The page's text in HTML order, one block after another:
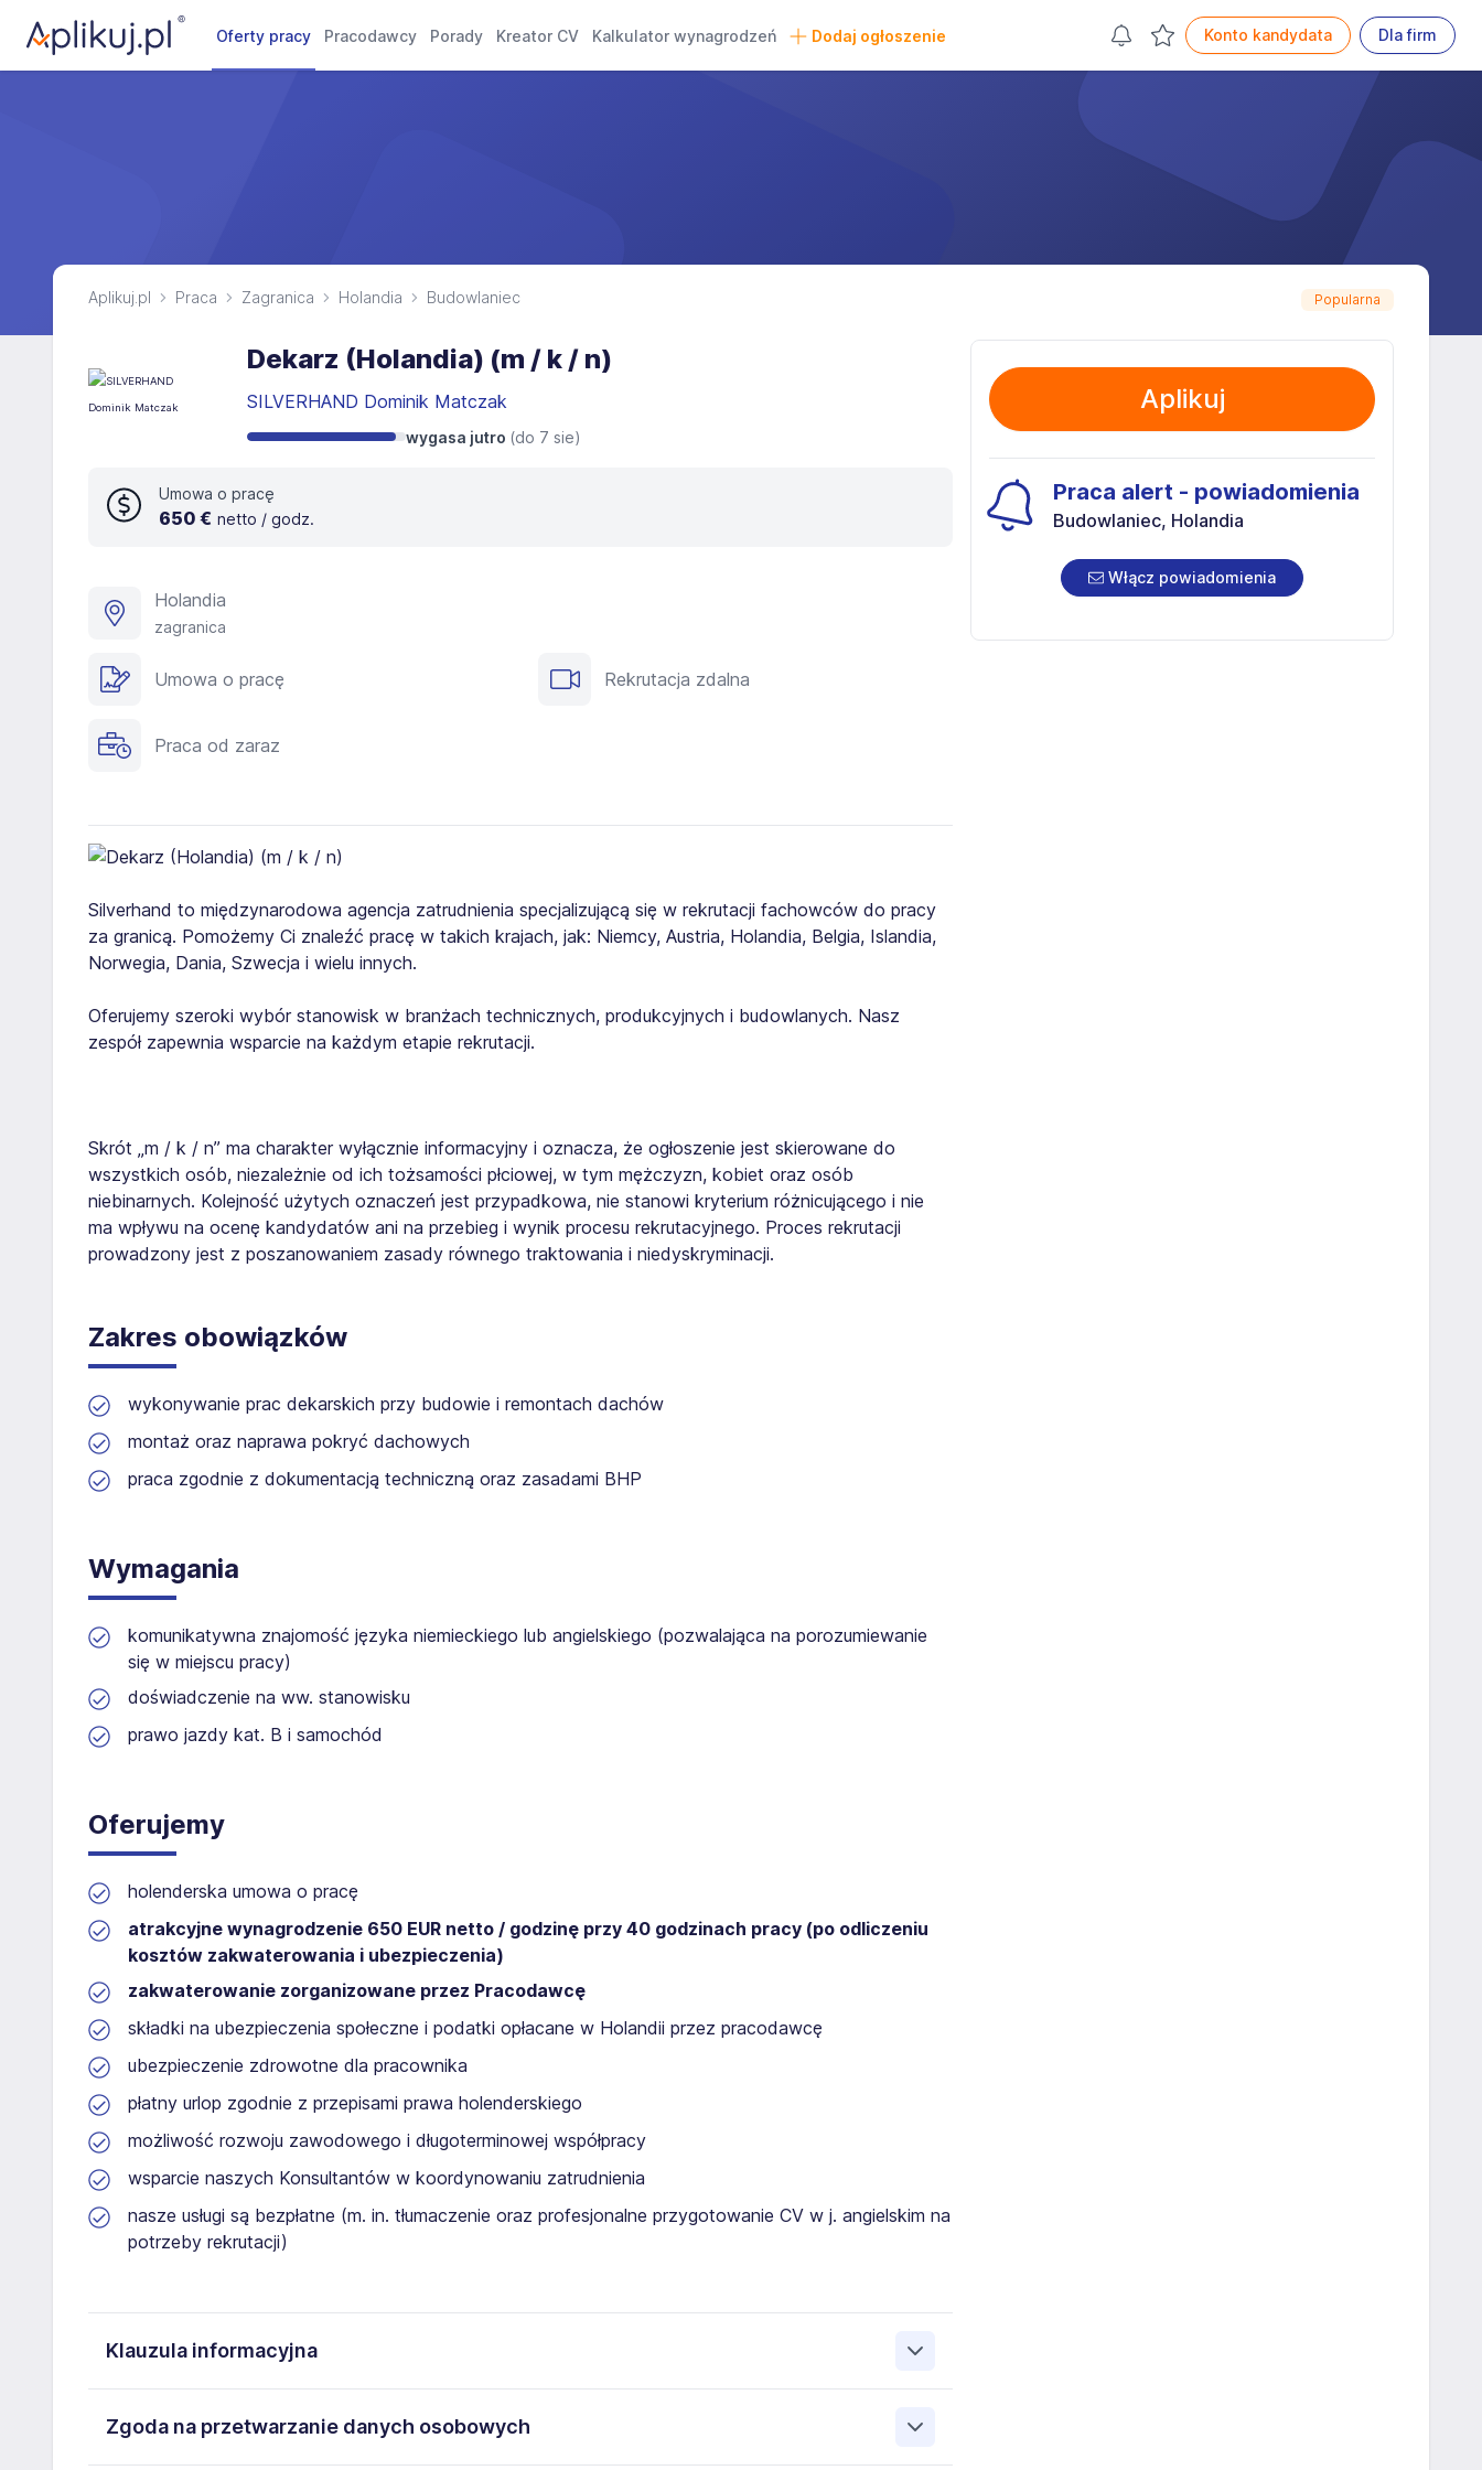
Oferty pracy Pracodawcy Porady Kreator CV Kalkulator wynagrodzeń Dodaj ogłoszenie Konto kandydata Dla firm
Aplikuj.pl Praca Zagranica Holandia Budowlaniec Popularna
Dekarz (Holandia) (m / k / n)
SILVERHAND Dominik Matczak
wygasa jutro (do 7 sie)
Umowa o pracę
650 € netto / godz.
Holandia
zagranica
Umowa o pracę Rekrutacja zdalna
Praca od zaraz
Silverhand to międzynarodowa agencja zatrudnienia specjalizującą się w rekrutacji fachowców do pracy
za granicą. Pomożemy Ci znaleźć pracę w takich krajach, jak: Niemcy, Austria, Holandia, Belgia, Islandia,
Norwegia, Dania, Szwecja i wielu innych.
Oferujemy szeroki wybór stanowisk w branżach technicznych, produkcyjnych i budowlanych. Nasz
zespół zapewnia wsparcie na każdym etapie rekrutacji.
Skrót „m / k / n” ma charakter wyłącznie informacyjny i oznacza, że ogłoszenie jest skierowane do
wszystkich osób, niezależnie od ich tożsamości płciowej, w tym mężczyzn, kobiet oraz osób
niebinarnych. Kolejność użytych oznaczeń jest przypadkowa, nie stanowi kryterium różnicującego i nie
ma wpływu na ocenę kandydatów ani na przebieg i wynik procesu rekrutacyjnego. Proces rekrutacji
prowadzony jest z poszanowaniem zasady równego traktowania i niedyskryminacji.
Zakres obowiązków
wykonywanie prac dekarskich przy budowie i remontach dachów
montaż oraz naprawa pokryć dachowych
praca zgodnie z dokumentacją techniczną oraz zasadami BHP
Wymagania
komunikatywna znajomość języka niemieckiego lub angielskiego (pozwalająca na porozumiewanie
się w miejscu pracy)
doświadczenie na ww. stanowisku
prawo jazdy kat. B i samochód
Oferujemy
holenderska umowa o pracę
atrakcyjne wynagrodzenie 650 EUR netto / godzinę przy 40 godzinach pracy (po odliczeniu
kosztów zakwaterowania i ubezpieczenia)
zakwaterowanie zorganizowane przez Pracodawcę
składki na ubezpieczenia społeczne i podatki opłacane w Holandii przez pracodawcę
ubezpieczenie zdrowotne dla pracownika
płatny urlop zgodnie z przepisami prawa holenderskiego
możliwość rozwoju zawodowego i długoterminowej współpracy
wsparcie naszych Konsultantów w koordynowaniu zatrudnienia
nasze usługi są bezpłatne (m. in. tłumaczenie oraz profesjonalne przygotowanie CV w j. angielskim na
potrzeby rekrutacji)
Klauzula informacyjna
przetwarzanie moich danych osobowych w procesie rekrutacji na stanowisko, na które aplikuję lub stanowisko
Zgoda na przetwarzanie danych osobowych
Aplikuj
Praca alert - powiadomienia
Budowlaniec, Holandia
Włącz powiadomienia